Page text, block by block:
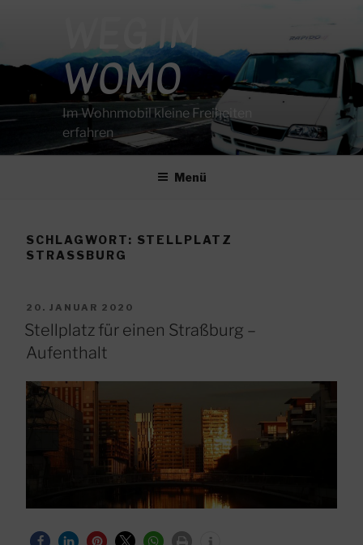
WEG IM
WOMO
Im Wohnmobil kleine Freiheiten
erfahren
Menü
SCHLAGWORT: STELLPLATZ
STRASSBURG
VERÖFFENTLICHT
AM
20. JANUAR 2020
Stellplatz für einen Straßburg –
Aufenthalt